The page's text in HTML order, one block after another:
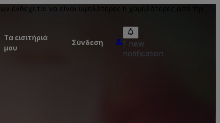
ενδέχεται να είναι υψηλότερες ή χαμηλότερες από την
Τα εισιτήριά
μου
Σύνδεση
1 new
notification